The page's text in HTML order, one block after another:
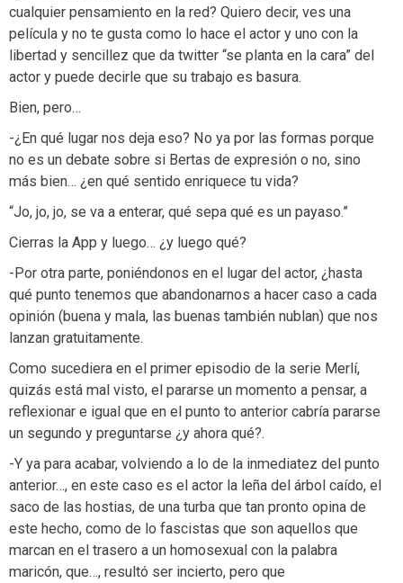
cualquier pensamiento en la red? Quiero decir, ves una
película y no te gusta como lo hace el actor y uno con la
libertad y sencillez que da twitter “se planta en la cara” del
actor y puede decirle que su trabajo es basura.
Bien, pero…
-¿En qué lugar nos deja eso? No ya por las formas porque
no es un debate sobre si Bertas de expresión o no, sino
más bien… ¿en qué sentido enriquece tu vida?
“Jo, jo, jo, se va a enterar, qué sepa qué es un payaso.”
Cierras la App y luego… ¿y luego qué?
-Por otra parte, poniéndonos en el lugar del actor, ¿hasta
qué punto tenemos que abandonarnos a hacer caso a cada
opinión (buena y mala, las buenas también nublan) que nos
lanzan gratuitamente.
Como sucediera en el primer episodio de la serie Merlí,
quizás está mal visto, el pararse un momento a pensar, a
reflexionar e igual que en el punto to anterior cabría pararse
un segundo y preguntarse ¿y ahora qué?.
-Y ya para acabar, volviendo a lo de la inmediatez del punto
anterior…, en este caso es el actor la leña del árbol caído, el
saco de las hostias, de una turba que tan pronto opina de
este hecho, como de lo fascistas que son aquellos que
marcan en el trasero a un homosexual con la palabra
maricón, que…, resultó ser incierto, pero que